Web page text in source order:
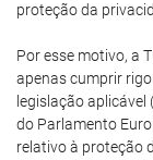
proteção da
Por esse motivo, a
apenas cumprir
legislação
do Parlamento
relativo à proteção